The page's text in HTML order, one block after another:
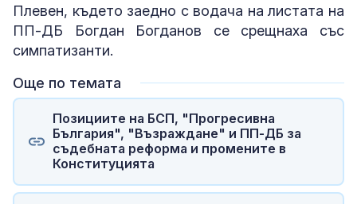
Плевен, където заедно с водача на листата на
ПП-ДБ Богдан Богданов се срещнаха със
симпатизанти.
Още по темата
Позициите на БСП, "Прогресивна
България", "Възраждане" и ПП-ДБ за
съдебната реформа и промените в
Конституцията